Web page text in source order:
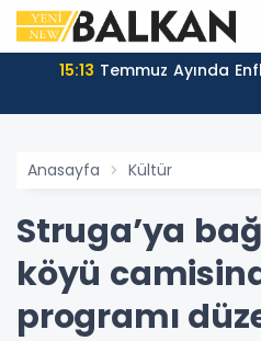
15:13 Temmuz Ayında
Anasayfa Kültür
Struga’ya
köyü
programı